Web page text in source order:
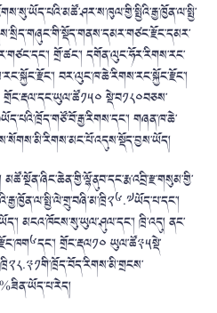
གྲོ་ཚང་། དགོན་ལུང་ཧོར་རིགས་རང་
བར་ལུང་ཁ་ཆེ་རིགས་རང་སྐྱོང་རྫོང་།
གྲོང་རྡལ་དང་ཡུལ་ཚོ༡༥༠ སྡེ་བ༡༨༠བཅས་
གཞན་ཁ་ཆེ་
མངའ་ཁོངས་སུ་ཡུལ་ཤུལ་དང་། ཁྲི་འདུ། ནང་
གྲོང་རྡལ༡༠ ཡུལ་ཚོ༣༥སྡེ་